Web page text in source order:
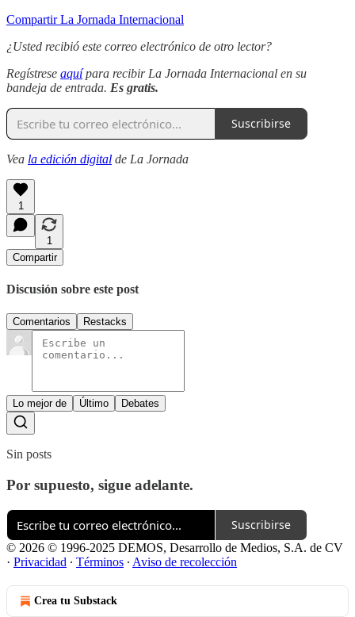
Compartir La Jornada Internacional
¿Usted recibió este correo electrónico de otro lector?
Regístrese aquípara recibir La Jornada Internacional en su
bandeja de entrada. Es gratis.
Suscribirse
Vea la edición digital de La Jornada
1
1
Compartir
Discusión sobre este post
Comentarios Restacks
Lo mejor de Último Debates
Sin posts
Por supuesto, sigue adelante.
Suscribirse
© 2026 © 1996-2025 DEMOS, Desarrollo de Medios, S.A. de CV
· Privacidad ∙ Términos ∙ Aviso de recolección
Crea tu Substack